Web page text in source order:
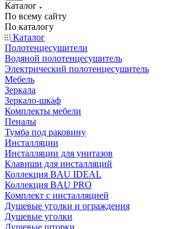
Каталог
По всему сайту
По каталогу
Каталог
Полотенцесушители
Водяной полотенцесушитель
Электрический полотенцесушитель
Мебель
Зеркала
Зеркало-шкаф
Комплекты мебели
Пеналы
Тумба под раковину
Инсталляции
Инсталляции для унитазов
Клавиши для инсталляций
Коллекция BAU IDEAL
Коллекция BAU PRO
Комплект с инсталляцией
Душевые уголки и ограждения
Душевые уголки
Душевые шторки